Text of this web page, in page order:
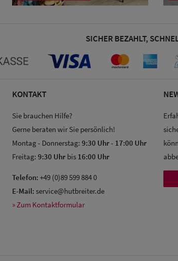
SICHER BEZAHLT,
KONTAKT
Sie brauchen Hilfe?
Gerne beraten wir Sie persönlich!
Montag - Donnerstag: 9:30 Uhr- 17:00 Uhr
Freitag: 9:30 Uhr bis 16:00 Uhr
Telefon: +49 (0)89 599 884 0
E-Mail: service@hutbreiter.de
» Zum Kontaktformular